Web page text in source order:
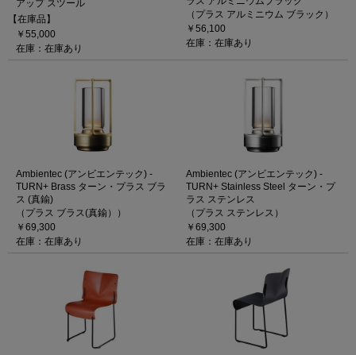
アップ スツール
【在庫品】
￥55,000
在庫：在庫あり
（プラス アルミニウム ブラック）
￥56,100
在庫：在庫あり
Ambientec (アンビエンテック) -
TURN+ Brass ターン・プラス ブラ
ス (真鍮)
（プラス ブラス(真鍮））
￥69,300
在庫：在庫あり
Ambientec (アンビエンテック) -
TURN+ Stainless Steel ターン・プ
ラス ステンレス
（プラス ステンレス）
￥69,300
在庫：在庫あり